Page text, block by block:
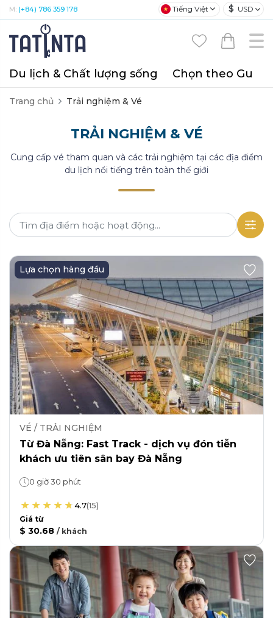
M: (+84) 786 359 178 Tiếng Việt $ USD
Du lịch & Chất lượng sống Chọn theo Gu
Trang chủ Trải nghiệm & Vé
TRẢI NGHIỆM & VÉ
Cung cấp vé tham quan và các trải nghiệm tại các địa điểm
du lịch nổi tiếng trên toàn thế giới
Lựa chọn hàng đầu
VÉ / TRẢI NGHIỆM
Từ Đà Nẵng: Fast Track - dịch vụ đón tiễn
khách ưu tiên sân bay Đà Nẵng
0 giờ 30 phút
4.7(15)
Giá từ
$ 30.68 / khách